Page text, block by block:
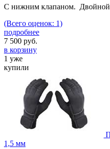
C нижним клапаном. Двойной
(Всего оценок: 1)
подробнее
7 500 руб.
в корзину
1 уже
купили
1,5 мм